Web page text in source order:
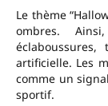
Le thème
ombres.
artificielle. Les
comme un
sportif.